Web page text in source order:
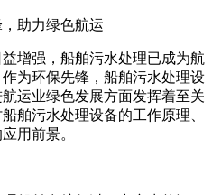
助力绿色航运
增强，船舶污水处理已成为航
为环保先锋，船舶污水处理设
运业绿色发展方面发挥着至关
舶污水处理设备的工作原理、
用前景。